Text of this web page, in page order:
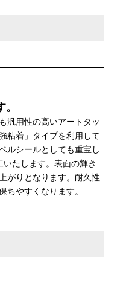
汎用性の高いアートタッ
粘着」タイプを利用して
ルシールとしても重宝し
たします。表面の輝き
がりとなります。耐久性
ちやすくなります。